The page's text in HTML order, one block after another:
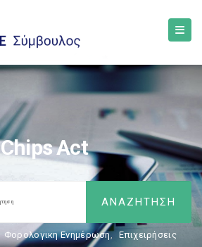
Chips Act
Φορολογικη Ενημέρωση, Επιχειρήσεις